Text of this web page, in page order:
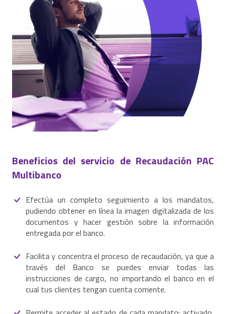
Beneficios del servicio de Recaudación PAC
Multibanco
Efectúa un completo seguimiento a los mandatos,
pudiendo obtener en línea la imagen digitalizada de los
documentos y hacer gestión sobre la información
entregada por el banco.
Facilita y concentra el proceso de recaudación, ya que a
través del Banco se puedes enviar todas las
instrucciones de cargo, no importando el banco en el
cual tus clientes tengan cuenta corriente.